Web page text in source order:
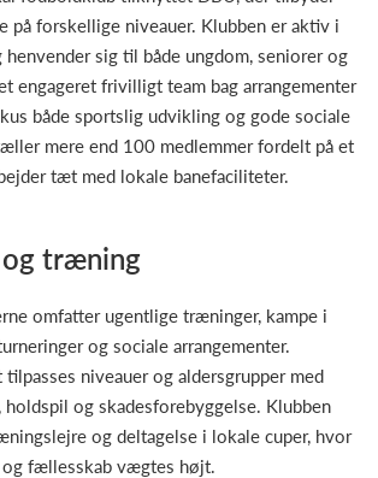
på forskellige niveauer. Klubben er aktiv i
sig til både ungdom, seniorer og
engageret frivilligt team bag arrangementer
både sportslig udvikling og gode sociale
mere end 100 medlemmer fordelt på et
tæt med lokale banefaciliteter.
træning
omfatter ugentlige træninger, kampe i
og sociale arrangementer.
niveauer og aldersgrupper med
og skadesforebyggelse. Klubben
og deltagelse i lokale cuper, hvor
og fællesskab vægtes højt.